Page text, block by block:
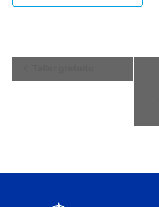
del